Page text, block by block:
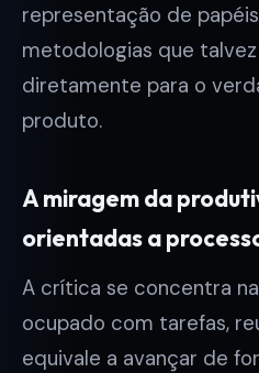
representação de
metodologias que
diretamente para o
produto.
A miragem da
orientadas a
A crítica se concentra
ocupado com tarefas,
equivale a avançar de